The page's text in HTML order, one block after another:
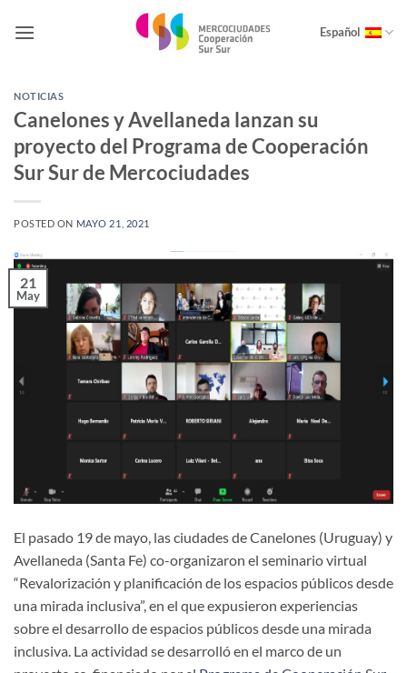
Español
NOTICIAS
Canelones y Avellaneda lanzan su
proyecto del Programa de Cooperación
Sur Sur de Mercociudades
POSTED ON MAYO 21, 2021
21
May
El pasado 19 de mayo, las ciudades de Canelones (Uruguay) y
Avellaneda (Santa Fe) co-organizaron el seminario virtual
“Revalorización y planificación de los espacios públicos desde
una mirada inclusiva”, en el que expusieron experiencias
sobre el desarrollo de espacios públicos desde una mirada
inclusiva. La actividad se desarrolló en el marco de un